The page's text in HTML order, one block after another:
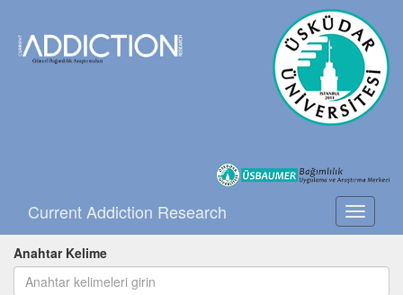
Toggle
Current Addiction Research
Anahtar Kelime